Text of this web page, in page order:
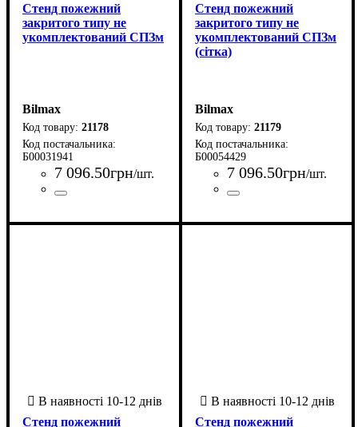
Стенд пожежний
закритого типу не
укомплектований СПЗм
Bilmax
21178
Б00031941
7 096.50грн/шт.
Стенд пожежний
закритого типу не
укомплектований СПЗм
(сітка)
Bilmax
21179
Б00054429
7 096.50грн/шт.
Стенд пожежний
Стенд пожежний